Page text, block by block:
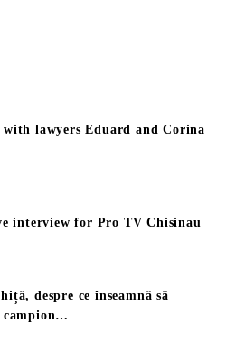
with lawyers Eduard and Corina
interview for Pro TV Chisinau
despre ce înseamnă să